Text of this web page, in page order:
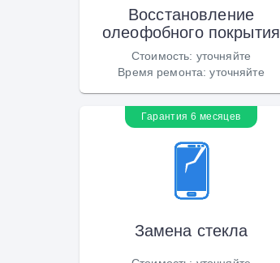
Восстановление
олеофобного покрытия
Стоимость: уточняйте
Время ремонта:уточняйте
Гарантия 6 месяцев
Замена стекла